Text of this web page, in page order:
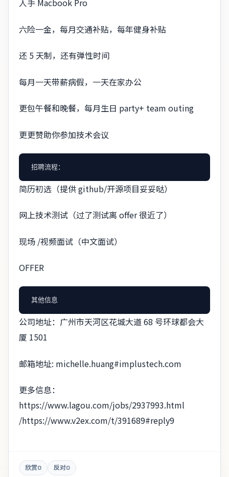
人手 Macbook Pro
六险一金，每月交通补贴，每年健身补贴
还 5 天制，还有弹性时间
每月一天带薪病假，一天在家办公
更包午餐和晚餐，每月生日 party+ team outing
更更赞助你参加技术会议
简历初选（提供 github/开源项目妥妥哒）
网上技术测试（过了测试离 offer 很近了）
现场 /视频面试（中文面试）
OFFER
公司地址：广州市天河区花城大道 68 号环球都会大
厦 1501
邮箱地址: michelle.huang#implustech.com
更多信息：
https://www.lagou.com/jobs/2937993.html
/https://www.v2ex.com/t/391689#reply9
欣赏0 反对0